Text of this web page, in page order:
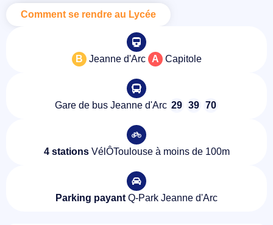
Comment se rendre au Lycée
B Jeanne d'Arc A Capitole
Gare de bus Jeanne d'Arc 29 39 70
4 stationsVélÔToulouse à moins de 100m
Parking payantQ-Park Jeanne d'Arc